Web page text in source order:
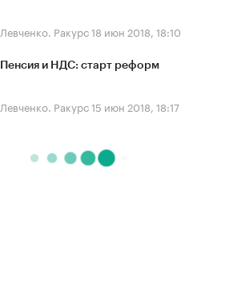
Левченко. Ракурс18 июн 2018, 18:10
Пенсия и НДС: старт реформ
Левченко. Ракурс15 июн 2018, 18:17